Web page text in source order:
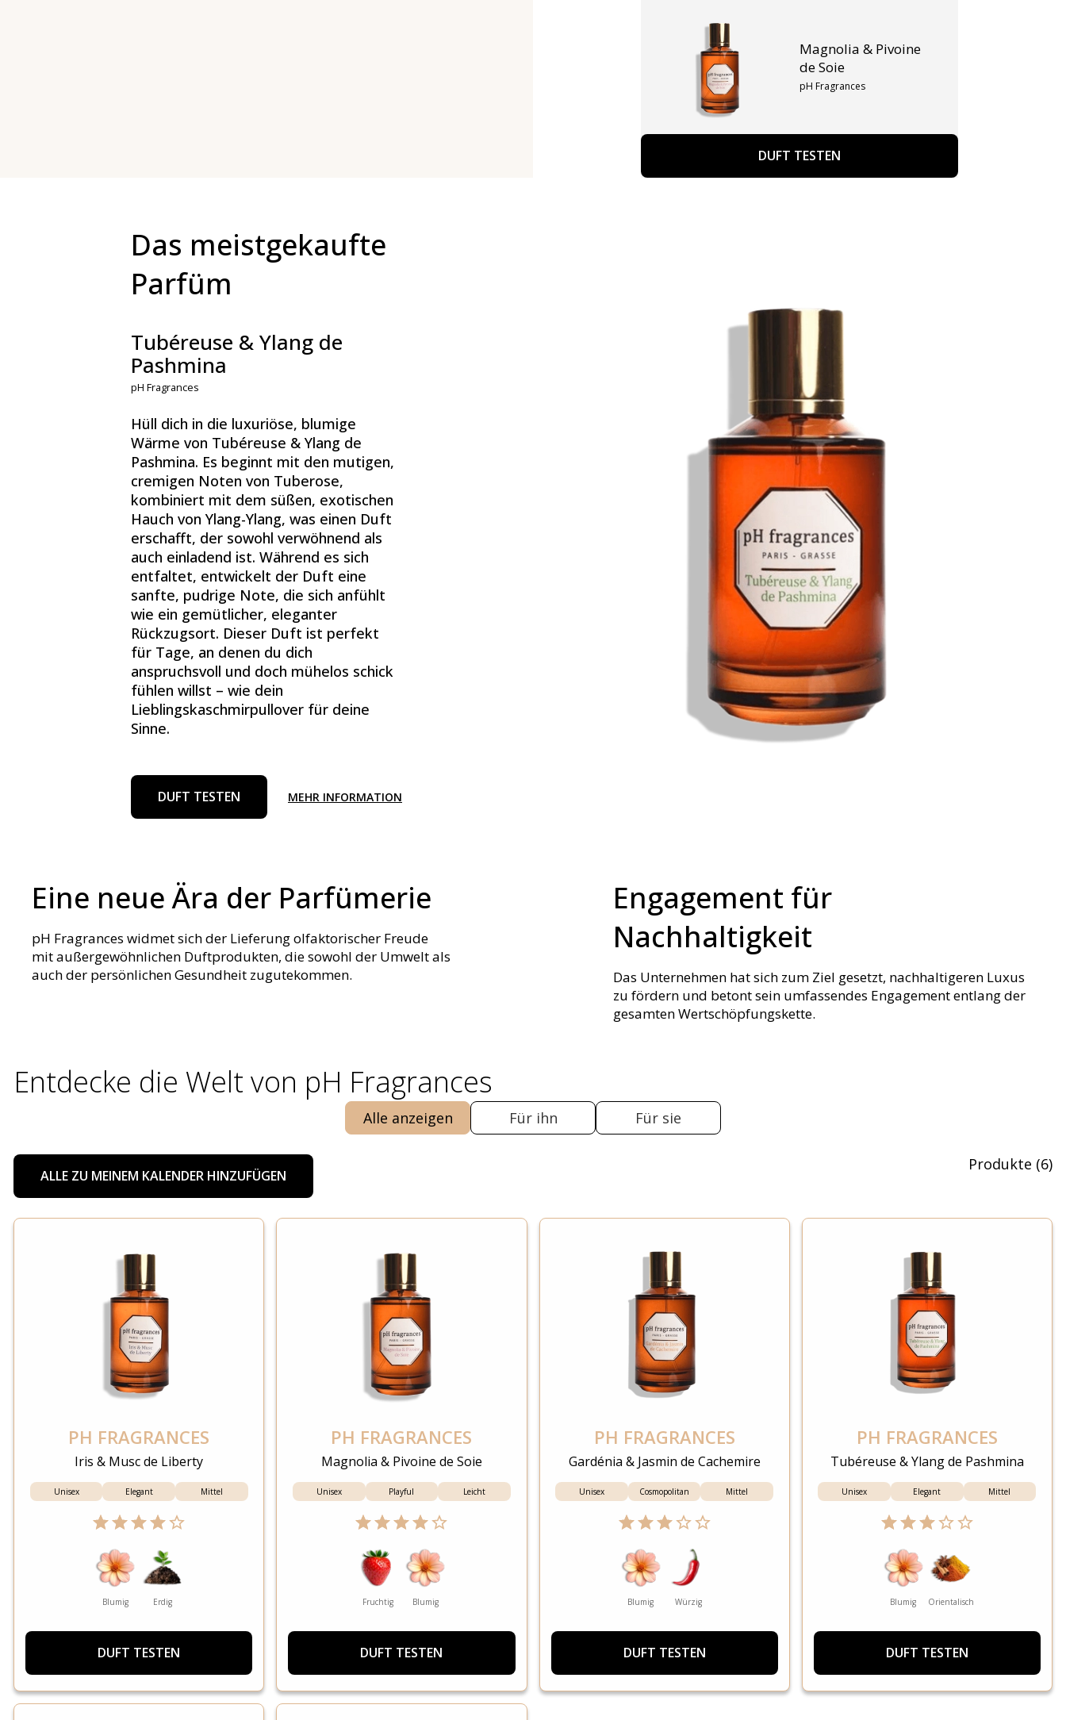
Magnolia & Pivoine
de Soie
pH Fragrances
DUFT TESTEN
Das meistgekaufte
Parfüm
Tubéreuse & Ylang de
Pashmina
pH Fragrances
Hüll dich in die luxuriöse, blumige
Wärme von Tubéreuse & Ylang de
Pashmina. Es beginnt mit den mutigen,
cremigen Noten von Tuberose,
kombiniert mit dem süßen, exotischen
Hauch von Ylang-Ylang, was einen Duft
erschafft, der sowohl verwöhnend als
auch einladend ist. Während es sich
entfaltet, entwickelt der Duft eine
sanfte, pudrige Note, die sich anfühlt
wie ein gemütlicher, eleganter
Rückzugsort. Dieser Duft ist perfekt
für Tage, an denen du dich
anspruchsvoll und doch mühelos schick
fühlen willst – wie dein
Lieblingskaschmirpullover für deine
Sinne.
DUFT TESTEN MEHR INFORMATION
Eine neue Ära der Parfümerie
pH Fragrances widmet sich der Lieferung olfaktorischer Freude
mit außergewöhnlichen Duftprodukten, die sowohl der Umwelt als
auch der persönlichen Gesundheit zugutekommen.
Engagement für
Nachhaltigkeit
Das Unternehmen hat sich zum Ziel gesetzt, nachhaltigeren Luxus
zu fördern und betont sein umfassendes Engagement entlang der
gesamten Wertschöpfungskette.
Entdecke die Welt von pH Fragrances
Alle anzeigen Für ihn Für sie
ALLE ZU MEINEM KALENDER HINZUFÜGEN
Produkte (6)
PH FRAGRANCES
Iris & Musc de Liberty
Unisex Elegant Mittel
Blumig Erdig
DUFT TESTEN
PH FRAGRANCES
Magnolia & Pivoine de Soie
Unisex Playful Leicht
Fruchtig Blumig
DUFT TESTEN
PH FRAGRANCES
Gardénia & Jasmin de Cachemire
Unisex Cosmopolitan Mittel
Blumig Würzig
DUFT TESTEN
PH FRAGRANCES
Tubéreuse & Ylang de Pashmina
Unisex Elegant Mittel
Blumig Orientalisch
DUFT TESTEN